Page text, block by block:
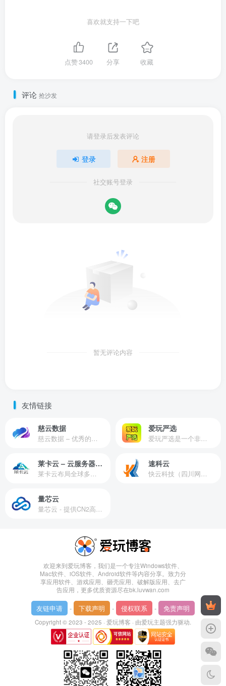
喜欢就支持一下吧
点赞3400 分享 收藏
评论 抢沙发
请登录后发表评论
登录 注册
社交账号登录
暂无评论内容
友情链接
慈云数据
慈云数据 – 优秀的云服务器服务商，提供最具有性价比的产品。慈云数据是开发者必不可少的良心云
爱玩严选
爱玩严选是一个非常有保障且性价比极高的虚拟商城，包括但不限于苹果证书、技术指导、会员充值等多种虚拟服务！
莱卡云 – 云服务器提供商
莱卡云布局全球多个地理区域。提供服务有：境外云服务器、国内云服务器、独立服务器、服务器托管、CDN、SSL证书、游戏服务器等业务。
速科云
快云科技（四川网联快云科技有限公司）成立于2021年，主营互联网业务平台服务提供商。公司专注为用户提供低价高性能云计算产品，致力于云计算应用的易用性开发，并引导云计算在国内普及
量芯云
量芯云 - 提供CN2高速香港美国云服务器&专业高防服务器租用等云服务器供应商
欢迎来到爱玩博客，我们是一个专注Windows软件、
Mac软件、iOS软件、Android软件等内容分享。致力分
享应用软件、游戏应用、砸壳应用、破解版应用、去广
告应用，更多优质资源尽在bk.luvwan.com
友链申请 - 下载声明 - 侵权联系 - 免责声明
Copyright © 2023 - 2025 · 爱玩博客 · 由爱玩主题强力驱动.